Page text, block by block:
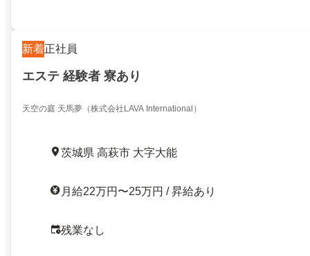
新着正社員
エステ 経験者 寮あり
天空の庭 天馬夢（株式会社LAVA International）
茨城県 高萩市 大字大能
月給22万円〜25万円 / 昇給あり
残業なし